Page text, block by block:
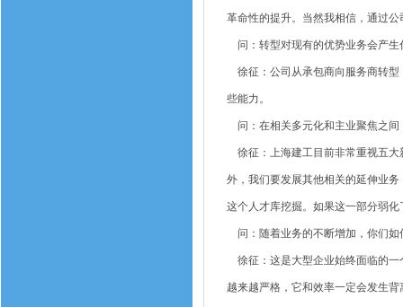
革命性的提升。当然我相信，通过
问：转型对现有的优势业务会产生
徐征：公司从承包商向服务商转型
些能力。
问：在相关多元化和主业聚焦之间
徐征：上海建工目前非常重视五大
外，我们要发展其他相关的延伸业
这个人才库挖掘。如果这一部分弱
问：随着业务的不断增加，你们如
徐征：这是大型企业始终面临的一
越来越严格，它和效率一定会发生